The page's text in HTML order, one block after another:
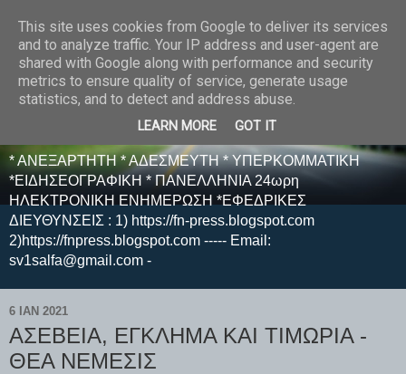
E F E N P R E S S -
ΗΛΕΚΤΡΟΝΙΚΗ
ΕΦΗΜΕΡΙΔΑ
* ΑΝΕΞΑΡΤΗΤΗ * ΑΔΕΣΜΕΥΤΗ * ΥΠΕΡΚΟΜΜΑΤΙΚΗ
*ΕΙΔΗΣΕΟΓΡΑΦΙΚΗ * ΠΑΝΕΛΛΗΝΙΑ 24ωρη
ΗΛΕΚΤΡΟΝΙΚΗ ΕΝΗΜΕΡΩΣΗ *ΕΦΕΔΡΙΚΕΣ
ΔΙΕΥΘΥΝΣΕΙΣ : 1) https://fn-press.blogspot.com
2)https://fnpress.blogspot.com ----- Email:
sv1salfa@gmail.com -
6 ΙΑΝ 2021
ΑΣΕΒΕΙΑ, ΕΓΚΛΗΜΑ ΚΑΙ ΤΙΜΩΡΙΑ -
ΘΕΑ ΝΕΜΕΣΙΣ
This site uses cookies from Google to deliver its services
and to analyze traffic. Your IP address and user-agent are
shared with Google along with performance and security
metrics to ensure quality of service, generate usage
statistics, and to detect and address abuse.
LEARN MORE GOT IT